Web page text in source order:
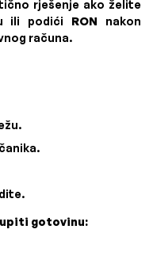
rješenje ako želite
ili podići RON nakon
računa.
gotovinu: